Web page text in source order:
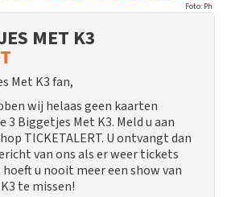
Foto: Ph
MET K3
Met K3 fan,
wij helaas geen kaarten
3 Biggetjes Met K3. Meld u aan
TICKETALERT. U ontvangt dan
van ons als er weer tickets
u nooit meer een show van
te missen!